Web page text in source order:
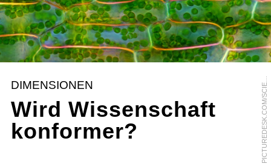
P
I
C
T
U
R
E
D
E
S
K
.
C
O
M
/
S
C
I
E
N
C
E
P
H
O
T
O
L
I
B
R
A
R
Y
DIMENSIONEN
Wird Wissenschaft
konformer?